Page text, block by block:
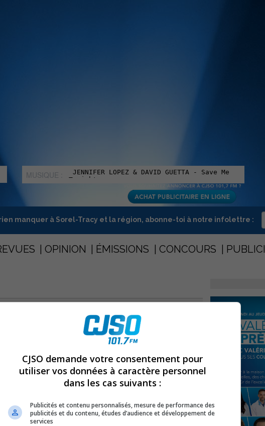
MUSIQUE :
manquer à Sorel-Tracy et la région, abonne-toi à notre infolettre :
OPINION ÉMISSIONS CONCOURS
CJSO demande votre consentement pour
utiliser vos données à caractère personnel
dans les cas suivants :
Publicités et contenu personnalisés, mesure de performance des
publicités et du contenu, études d’audience et développement de
services